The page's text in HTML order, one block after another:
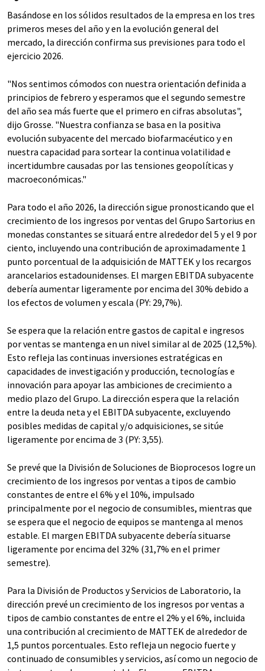
Basándose en los sólidos resultados de la empresa en los tres
primeros meses del año y en la evolución general del
mercado, la dirección confirma sus previsiones para todo el
ejercicio 2026.
"Nos sentimos cómodos con nuestra orientación definida a
principios de febrero y esperamos que el segundo semestre
del año sea más fuerte que el primero en cifras absolutas",
dijo Grosse. "Nuestra confianza se basa en la positiva
evolución subyacente del mercado biofarmacéutico y en
nuestra capacidad para sortear la continua volatilidad e
incertidumbre causadas por las tensiones geopolíticas y
macroeconómicas."
Para todo el año 2026, la dirección sigue pronosticando que el
crecimiento de los ingresos por ventas del Grupo Sartorius en
monedas constantes se situará entre alrededor del 5 y el 9 por
ciento, incluyendo una contribución de aproximadamente 1
punto porcentual de la adquisición de MATTEK y los recargos
arancelarios estadounidenses. El margen EBITDA subyacente
debería aumentar ligeramente por encima del 30% debido a
los efectos de volumen y escala (PY: 29,7%).
Se espera que la relación entre gastos de capital e ingresos
por ventas se mantenga en un nivel similar al de 2025 (12,5%).
Esto refleja las continuas inversiones estratégicas en
capacidades de investigación y producción, tecnologías e
innovación para apoyar las ambiciones de crecimiento a
medio plazo del Grupo. La dirección espera que la relación
entre la deuda neta y el EBITDA subyacente, excluyendo
posibles medidas de capital y/o adquisiciones, se sitúe
ligeramente por encima de 3 (PY: 3,55).
Se prevé que la División de Soluciones de Bioprocesos logre un
crecimiento de los ingresos por ventas a tipos de cambio
constantes de entre el 6% y el 10%, impulsado
principalmente por el negocio de consumibles, mientras que
se espera que el negocio de equipos se mantenga al menos
estable. El margen EBITDA subyacente debería situarse
ligeramente por encima del 32% (31,7% en el primer
semestre).
Para la División de Productos y Servicios de Laboratorio, la
dirección prevé un crecimiento de los ingresos por ventas a
tipos de cambio constantes de entre el 2% y el 6%, incluida
una contribución al crecimiento de MATTEK de alrededor de
1,5 puntos porcentuales. Esto refleja un negocio fuerte y
continuado de consumibles y servicios, así como un negocio de